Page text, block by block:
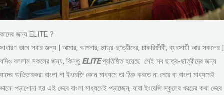
কাদের জন্য ELITE ?
সাধারণ ভাবে সবার জন্য | আমার, আপনার, ছাত্র-ছাত্রীদের, চাকরিজীবী, ব্যবসায়ী আর সকলের |
যদিও বললাম সকলের জন্য, কিন্তু ELITEপ্রতিষ্ঠিত হয়েছে সেই সব ছাত্র-ছাত্রীদের জন্য
যাদের অভিভাবকরা বাংলা না ইংরেজি কোন মাধ্যমে তা ঠিক করতে না পেরে বা বাংলা মাধ্যমেই
ভালো পড়াশোনা হয় এই ভেবে বাংলা মাধ্যমেই পড়াচ্ছেন, যারা ইংরেজি স্কুলের খরচের কথা ভেবে